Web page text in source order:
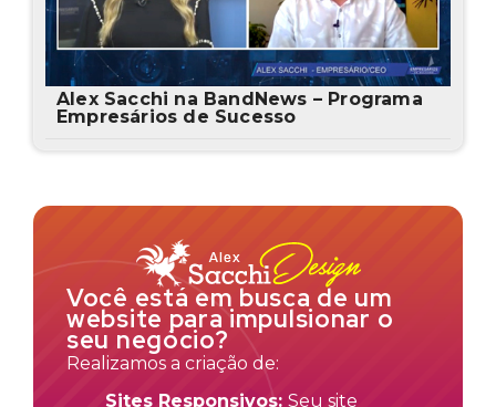
Alex Sacchi na BandNews – Programa
Empresários de Sucesso
Você está em busca de um
website para impulsionar o
seu negócio?
Realizamos a criação de:
Sites Responsivos: Seu site